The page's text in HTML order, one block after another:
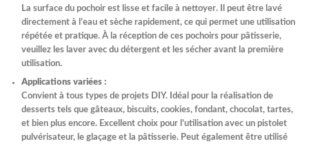
La surface du pochoir est lisse et facile à nettoyer. Il peut être lavé
directement à l’eau et sèche rapidement, ce qui permet une utilisation
répétée et pratique. À la réception de ces pochoirs pour pâtisserie,
veuillez les laver avec du détergent et les sécher avant la première
utilisation.
Applications variées :
Convient à tous types de projets DIY. Idéal pour la réalisation de
desserts tels que gâteaux, biscuits, cookies, fondant, chocolat, tartes,
et bien plus encore. Excellent choix pour l’utilisation avec un pistolet
pulvérisateur, le glaçage et la pâtisserie. Peut également être utilisé